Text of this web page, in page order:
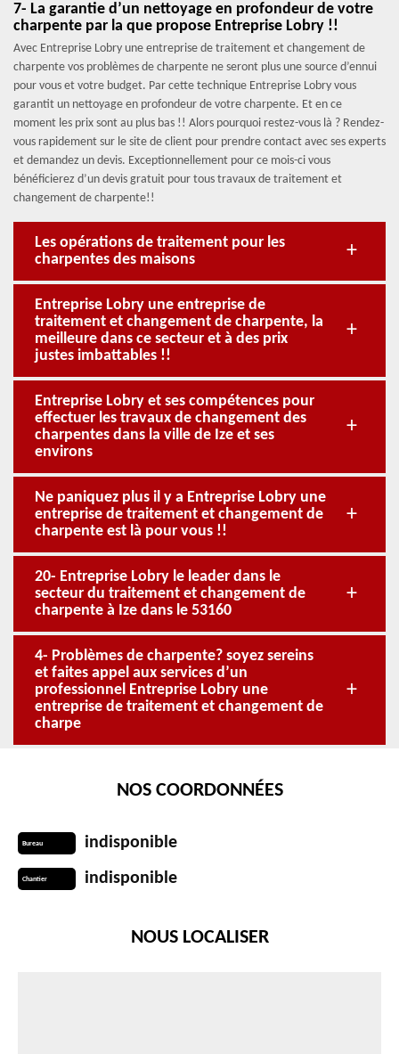
7- La garantie d’un nettoyage en profondeur de votre
charpente par la que propose Entreprise Lobry !!
Avec Entreprise Lobry une entreprise de traitement et changement de
charpente vos problèmes de charpente ne seront plus une source d’ennui
pour vous et votre budget. Par cette technique Entreprise Lobry vous
garantit un nettoyage en profondeur de votre charpente. Et en ce
moment les prix sont au plus bas !! Alors pourquoi restez-vous là ? Rendez-
vous rapidement sur le site de client pour prendre contact avec ses experts
et demandez un devis. Exceptionnellement pour ce mois-ci vous
bénéficierez d’un devis gratuit pour tous travaux de traitement et
changement de charpente!!
Les opérations de traitement pour les
charpentes des maisons
Entreprise Lobry une entreprise de
traitement et changement de charpente, la
meilleure dans ce secteur et à des prix
justes imbattables !!
Entreprise Lobry et ses compétences pour
effectuer les travaux de changement des
charpentes dans la ville de Ize et ses
environs
Ne paniquez plus il y a Entreprise Lobry une
entreprise de traitement et changement de
charpente est là pour vous !!
20- Entreprise Lobry le leader dans le
secteur du traitement et changement de
charpente à Ize dans le 53160
4- Problèmes de charpente? soyez sereins
et faites appel aux services d’un
professionnel Entreprise Lobry une
entreprise de traitement et changement de
charpe
NOS COORDONNÉES
Bureau indisponible
Chantier indisponible
NOUS LOCALISER